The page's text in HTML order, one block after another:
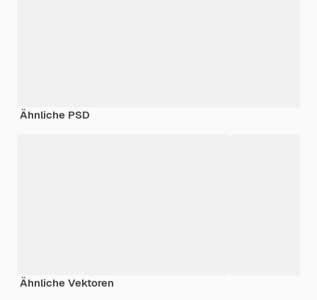
Ähnliche PSD
Ähnliche Vektoren